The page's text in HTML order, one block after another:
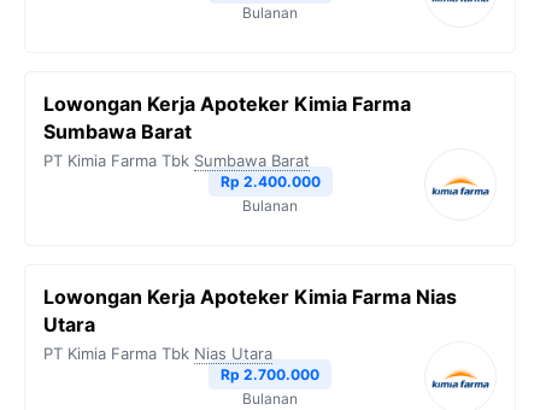
Bulanan
Lowongan Kerja Apoteker Kimia Farma
Sumbawa Barat
PT Kimia Farma Tbk Sumbawa Barat
Rp 2.400.000
Bulanan
Lowongan Kerja Apoteker Kimia Farma Nias
Utara
PT Kimia Farma Tbk Nias Utara
Rp 2.700.000
Bulanan